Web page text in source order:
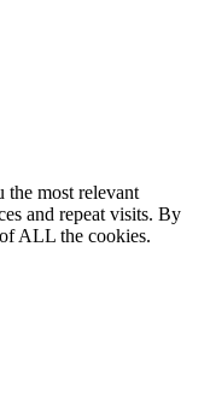
the most relevant
and repeat visits. By
ALL the cookies.